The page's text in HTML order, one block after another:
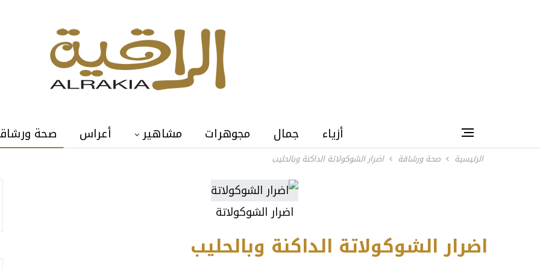
أزياء جمال مجوهرات مشاهير أعراس صحة
الرئيسية صحة ورشاقة اضرار الشوكولاتة الداكنة وبالحليب
اضرار الشوكولاتة
اضرار الشوكولاتة الداكنة وبالحليب